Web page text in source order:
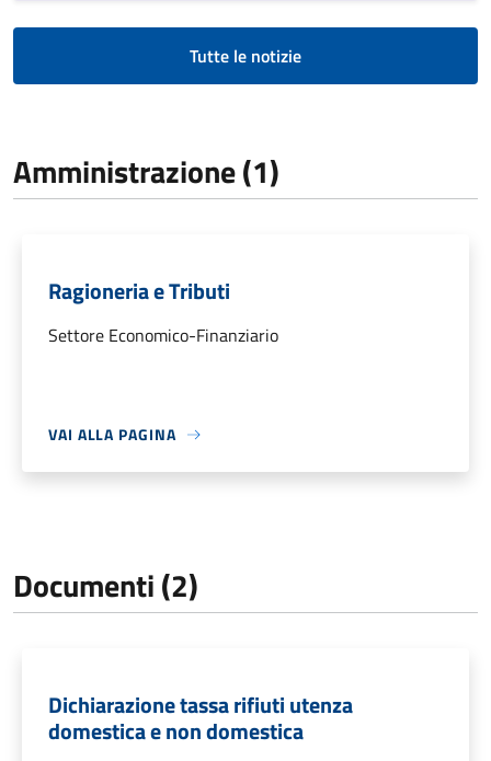
Tutte le notizie
Amministrazione (1)
Ragioneria e Tributi
Settore Economico-Finanziario
VAI ALLA PAGINA
Documenti (2)
Dichiarazione tassa rifiuti utenza
domestica e non domestica